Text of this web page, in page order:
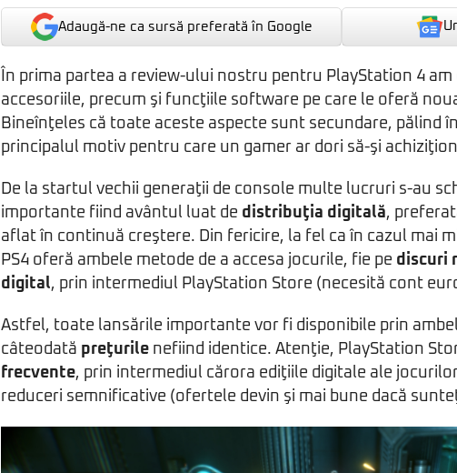
Adaugă-ne ca sursă preferată în Google
În prima partea a review-ului nostru pentru PlayStation 4
accesoriile, precum şi funcţiile software pe care le oferă
Bineînţeles că toate aceste aspecte sunt secundare, pălind
principalul motiv pentru care un gamer ar dori să-şi
De la startul vechii generaţii de console multe lucruri s-au
importante fiind avântul luat de distribuţia digitală,
aflat în continuă creştere. Din fericire, la fel ca în cazul mai
PS4 oferă ambele metode de a accesa jocurile, fie pe discuri
digital, prin intermediul PlayStation Store (necesită cont
Astfel, toate lansările importante vor fi disponibile prin
câteodată preţurile nefiind identice. Atenţie, PlayStation
frecvente, prin intermediul cărora ediţiile digitale ale
reduceri semnificative (ofertele devin şi mai bune dacă